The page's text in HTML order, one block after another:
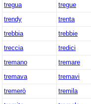
tregua
tregue
trendy
trenta
trebbia
trebbie
treccia
tredici
tremano
tremare
tremava
tremavi
tremerò
tremila